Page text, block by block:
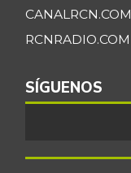
CANALRCN.COM
RCNRADIO.COM
SÍGUENOS